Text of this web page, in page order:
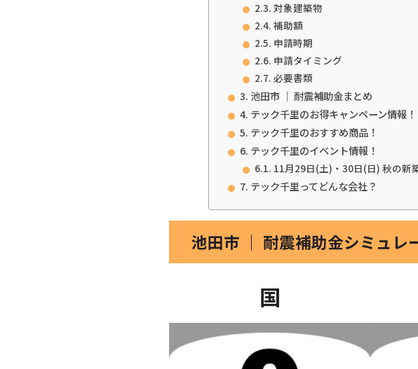
対象建築物
補助額
申請時期
申請タイミング
必要書類
池田市 ｜ 耐震補助金まとめ
テック千里のお得キャンペーン情報！
テック千里のおすすめ商品！
テック千里のイベント情報！
11月29日(土)・30日(日) 秋の新
テック千里ってどんな会社？
池田市 ｜ 耐震補助金シミュレ
国